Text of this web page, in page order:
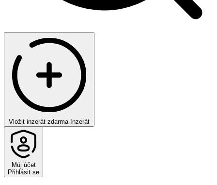
Vložit inzerát zdarma Inzerát
Můj účet
Přihlásit se